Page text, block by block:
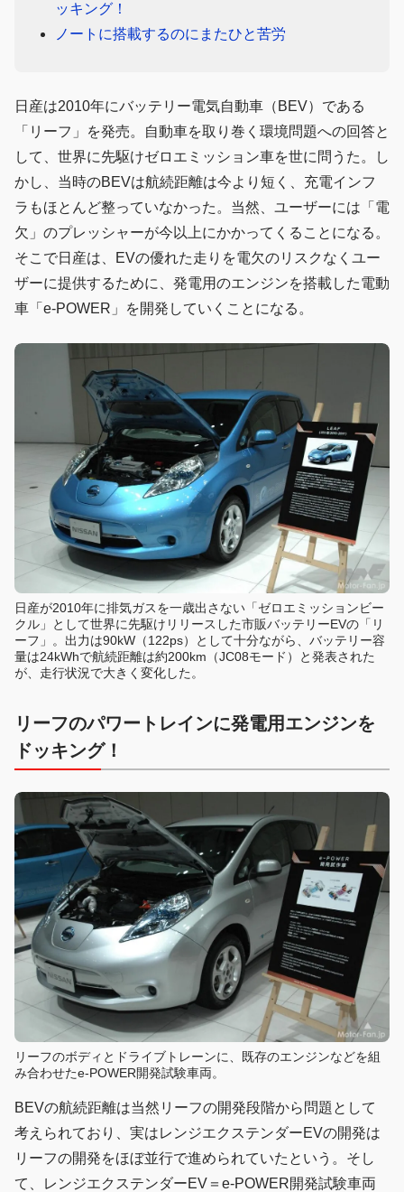
ッキング！
ノートに搭載するのにまたひと苦労
日産は2010年にバッテリー電気自動車（BEV）である
「リーフ」を発売。自動車を取り巻く環境問題への回答と
して、世界に先駆けゼロエミッション車を世に問うた。し
かし、当時のBEVは航続距離は今より短く、充電インフ
ラもほとんど整っていなかった。当然、ユーザーには「電
欠」のプレッシャーが今以上にかかってくることになる。
そこで日産は、EVの優れた走りを電欠のリスクなくユー
ザーに提供するために、発電用のエンジンを搭載した電動
車「e-POWER」を開発していくことになる。
日産が2010年に排気ガスを一歳出さない「ゼロエミッションビー
クル」として世界に先駆けリリースした市販バッテリーEVの「リ
ーフ」。出力は90kW（122ps）として十分ながら、バッテリー容
量は24kWhで航続距離は約200km（JC08モード）と発表された
が、走行状況で大きく変化した。
リーフのパワートレインに発電用エンジンを
ドッキング！
リーフのボディとドライブトレーンに、既存のエンジンなどを組
み合わせたe-POWER開発試験車両。
BEVの航続距離は当然リーフの開発段階から問題として
考えられており、実はレンジエクステンダーEVの開発は
リーフの開発をほぼ並行で進められていたという。そし
て、レンジエクステンダーEV＝e-POWER開発試験車両